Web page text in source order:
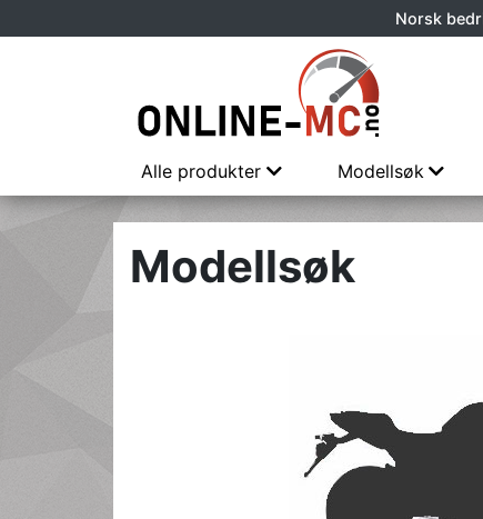
Norsk
Alle produkter Modellsøk
Modellsøk